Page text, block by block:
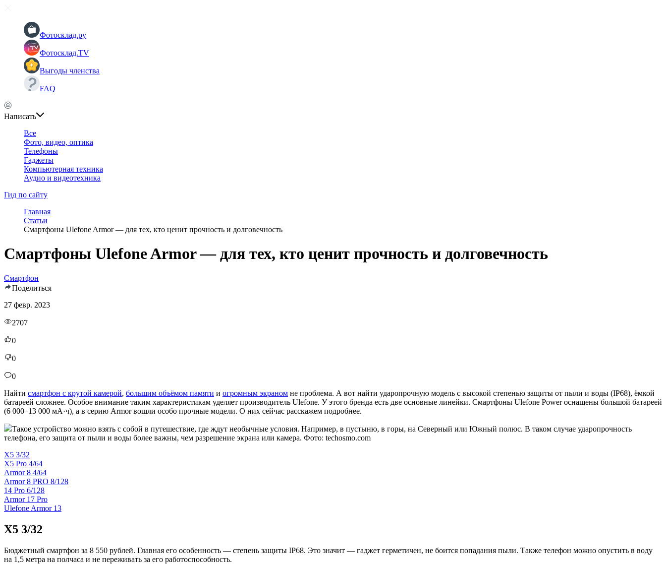
Фотосклад.ру
Фотосклад.TV
Выгоды членства
FAQ
Написать
Все
Фото, видео, оптика
Телефоны
Гаджеты
Компьютерная техника
Аудио и видеотехника
Гид по сайту
Главная
Статьи
Смартфоны Ulefone Armor — для тех, кто ценит прочность и долговечность
Смартфоны Ulefone Armor — для тех, кто ценит прочность и долговечность
Смартфон
Поделиться
27 февр. 2023
2707
0
0
0
Найти смартфон с крутой камерой, большим объёмом памяти и огромным экраном не проблема. А вот найти ударопрочную модель с высокой степенью защиты от пыли и воды (IP68), ёмкой
батареей сложнее. Особое внимание таким характеристикам уделяет производитель Ulefone. У этого бренда есть две основные линейки. Смартфоны Ulefone Power оснащены большой батареей
(6 000–13 000 мА·ч), а в серию Armor вошли особо прочные модели. О них сейчас расскажем подробнее.
Такое устройство можно взять с собой в путешествие, где ждут необычные условия. Например, в пустыню, в горы, на Северный или Южный полюс. В таком случае ударопрочность
телефона, его защита от пыли и воды более важны, чем разрешение экрана или камера. Фото: techosmo.com
X5 3/32
X5 Pro 4/64
Armor 8 4/64
Armor 8 PRO 8/128
14 Pro 6/128
Armor 17 Pro
Ulefone Armor 13
X5 3/32
Бюджетный смартфон за 8 550 рублей. Главная его особенность — степень защиты IP68. Это значит — гаджет герметичен, не боится попадания пыли. Также телефон можно опустить в воду
на 1,5 метра на полчаса и не переживать за его работоспособность.